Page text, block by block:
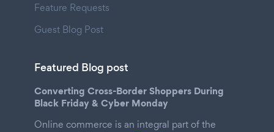
Feature Requests
Guest Blog Post
Featured Blog post
Converting Cross-Border Shoppers During
Black Friday & Cyber Monday
Online commerce is an integral part of the